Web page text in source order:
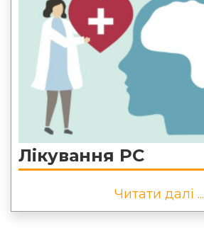
Лікування РС
Читати далі ...